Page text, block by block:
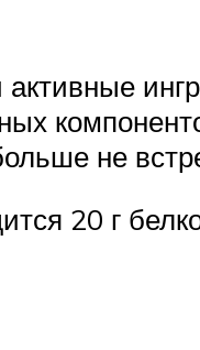
не
20 г